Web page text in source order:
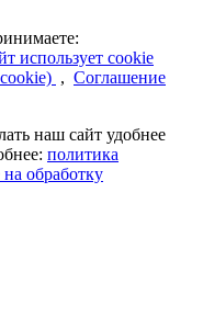
использует cookie
, Соглашение
наш сайт удобнее
политика
обработку